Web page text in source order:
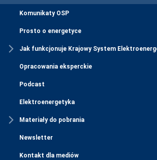
Komunikaty OSP
Prosto o energetyce
Jak funkcjonuje Krajowy System
Opracowania eksperckie
Podcast
Elektroenergetyka
Materiały do pobrania
Newsletter
Kontakt dla mediów